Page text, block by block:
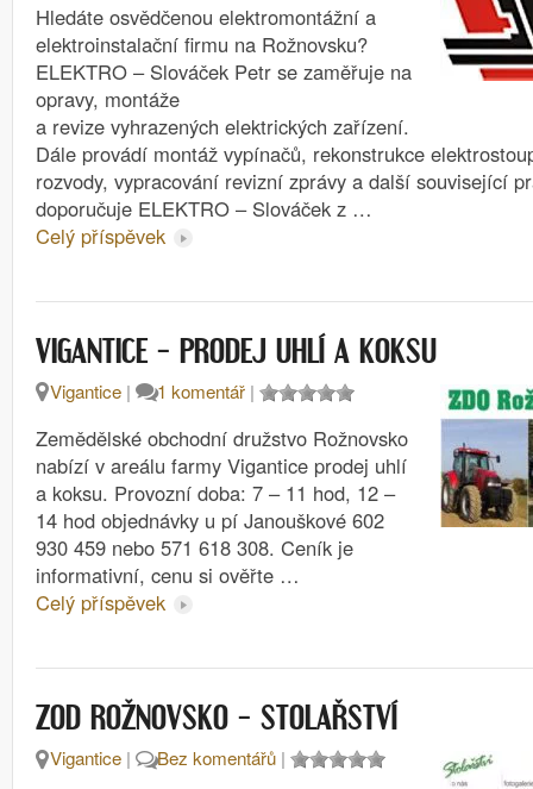
Hledáte osvědčenou elektromontážní a
elektroinstalační firmu na Rožnovsku?
ELEKTRO – Slováček Petr se zaměřuje na
opravy, montáže
a revize vyhrazených elektrických zařízení.
Dále provádí montáž vypínačů, rekonstrukce
rozvody, vypracování revizní zprávy a další související
doporučuje ELEKTRO – Slováček z …
Celý příspěvek
VIGANTICE – PRODEJ UHLÍ A KOKSU
Vigantice | 1 komentář |
Zemědělské obchodní družstvo Rožnovsko
nabízí v areálu farmy Vigantice prodej uhlí
a koksu. Provozní doba: 7 – 11 hod, 12 –
14 hod objednávky u pí Janouškové 602
930 459 nebo 571 618 308. Ceník je
informativní, cenu si ověřte …
Celý příspěvek
ZOD ROŽNOVSKO – STOLAŘSTVÍ
Vigantice | Bez komentářů |